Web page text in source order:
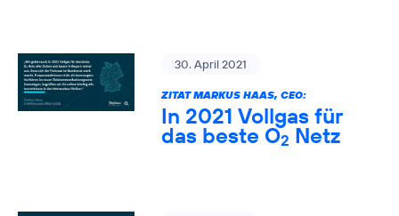
30. April 2021
ZITAT MARKUS HAAS, CEO:
In 2021 Vollgas für
das beste O2 Netz